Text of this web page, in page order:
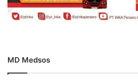
MD Medsos